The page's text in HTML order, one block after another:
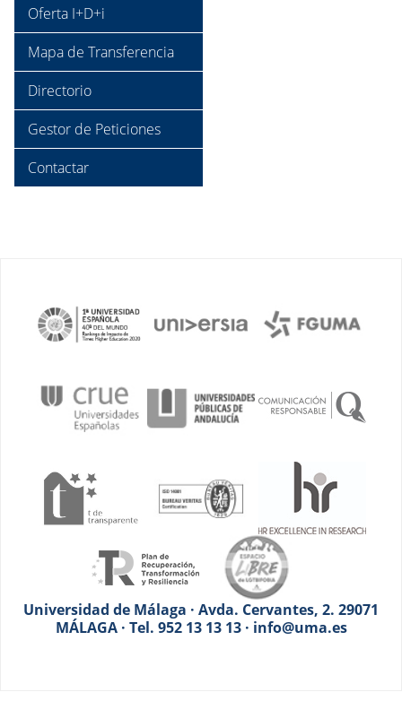
Oferta I+D+i
Mapa de Transferencia
Directorio
Gestor de Peticiones
Contactar
Universidad de Málaga · Avda. Cervantes, 2. 29071
MÁLAGA · Tel. 952 13 13 13 · info@uma.es